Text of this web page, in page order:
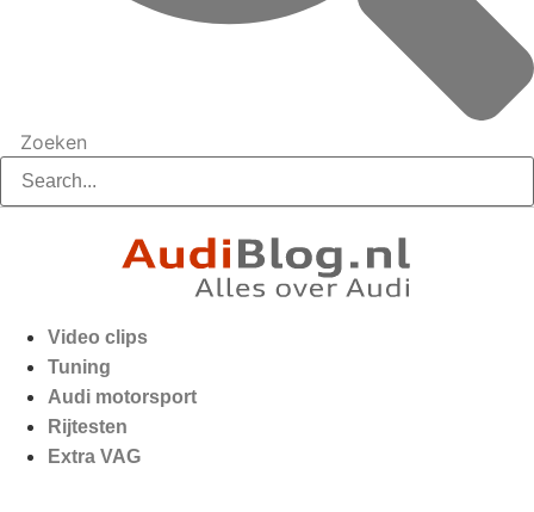
Zoeken
Video clips
Tuning
Audi motorsport
Rijtesten
Extra VAG